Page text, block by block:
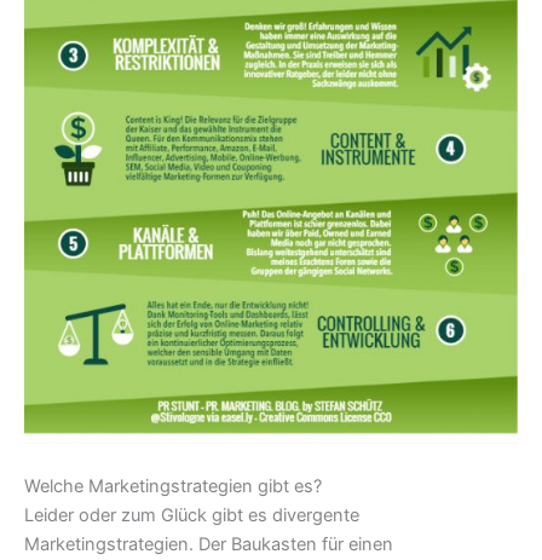
Welche Marketingstrategien gibt es?
Leider oder zum Glück gibt es divergente
Marketingstrategien. Der Baukasten für einen